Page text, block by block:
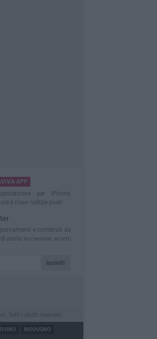
APP
per iPhone,
e ricevi notizie push
e contenuti da
posta
Iscrivendoti accetti
Iscriviti
Tutti i diritti riservati.
MODUGNO